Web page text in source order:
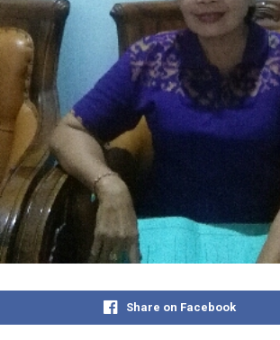
Share on Facebook